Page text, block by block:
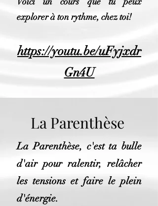
explorer à ton rythme, chez toi!
https://youtu.be/uFyjxdr
Gn4U
La Parenthèse
La Parenthèse, c'est ta bulle
d'air pour ralentir, relâcher
les tensions et faire le plein
d'énergie.